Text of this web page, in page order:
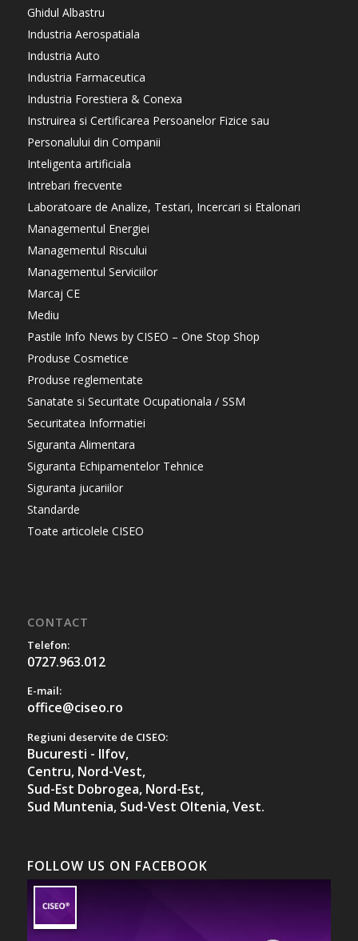
Ghidul Albastru
Industria Aerospatiala
Industria Auto
Industria Farmaceutica
Industria Forestiera & Conexa
Instruirea si Certificarea Persoanelor Fizice sau
Personalului din Companii
Inteligenta artificiala
Intrebari frecvente
Laboratoare de Analize, Testari, Incercari si Etalonari
Managementul Energiei
Managementul Riscului
Managementul Serviciilor
Marcaj CE
Mediu
Pastile Info News by CISEO – One Stop Shop
Produse Cosmetice
Produse reglementate
Sanatate si Securitate Ocupationala / SSM
Securitatea Informatiei
Siguranta Alimentara
Siguranta Echipamentelor Tehnice
Siguranta jucariilor
Standarde
Toate articolele CISEO
CONTACT
Telefon:
0727.963.012
E-mail:
office@ciseo.ro
Regiuni deservite de CISEO:
Bucuresti - Ilfov,
Centru, Nord-Vest,
Sud-Est Dobrogea,Nord-Est,
Sud Muntenia, Sud-Vest Oltenia,Vest.
FOLLOW US ON FACEBOOK